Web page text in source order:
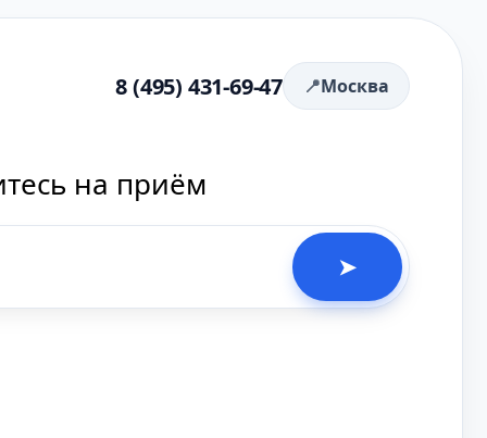
8 (495) 431-69-47 Москва
на приём
➤